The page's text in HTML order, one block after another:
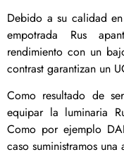
Debido a su calidad
empotrada Rus
rendimiento con un
contrast garantizan un
Como resultado de
equipar la luminaria
Como por ejemplo
caso suministramos